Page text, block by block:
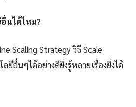
นได้ไหม?
Scaling Strategy วิธี Scale
ยีอื่นๆได้อย่างดียิ่งรู้หลายเรื่องยิ่งได้